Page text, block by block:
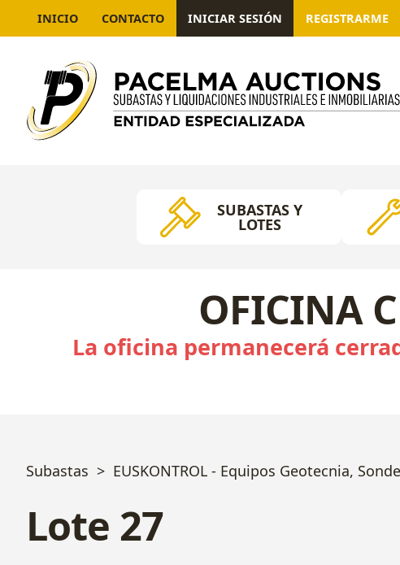
INICIO CONTACTO INICIAR SESIÓN REGISTRARME
SUBASTAS Y
LOTES
OFICINA
La oficina permanecerá
Subastas EUSKONTROL - Equipos Geotecnia,
Lote 27